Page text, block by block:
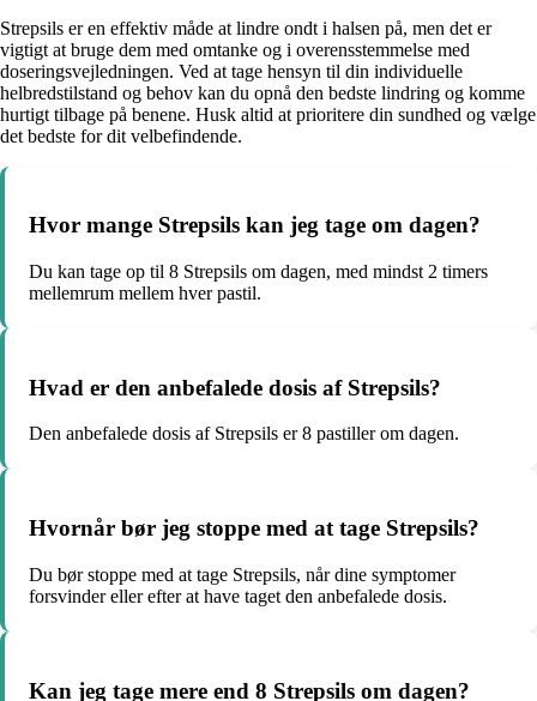
Strepsils er en effektiv måde at lindre ondt i halsen på, men det er
vigtigt at bruge dem med omtanke og i overensstemmelse med
doseringsvejledningen. Ved at tage hensyn til din individuelle
helbredstilstand og behov kan du opnå den bedste lindring og komme
hurtigt tilbage på benene. Husk altid at prioritere din sundhed og vælge
det bedste for dit velbefindende.
Hvor mange Strepsils kan jeg tage om dagen?
Du kan tage op til 8 Strepsils om dagen, med mindst 2 timers
mellemrum mellem hver pastil.
Hvad er den anbefalede dosis af Strepsils?
Den anbefalede dosis af Strepsils er 8 pastiller om dagen.
Hvornår bør jeg stoppe med at tage Strepsils?
Du bør stoppe med at tage Strepsils, når dine symptomer
forsvinder eller efter at have taget den anbefalede dosis.
Kan jeg tage mere end 8 Strepsils om dagen?